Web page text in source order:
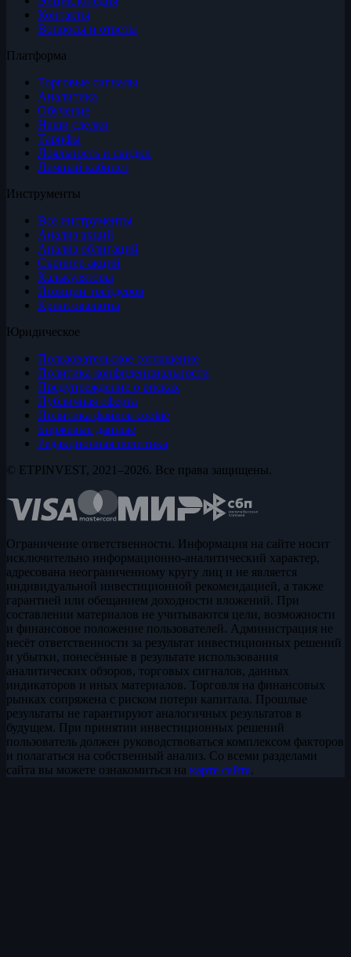
Контакты
Вопросы и ответы
Платформа
Торговые сигналы
Аналитика
Обучение
Наши сделки
Тарифы
Лояльность и скидки
Личный кабинет
Инструменты
Все инструменты
Анализ акций
Анализ облигаций
Скринер акций
Калькуляторы
Позиции трейдеров
Криптовалюты
Юридическое
Пользовательское соглашение
Политика конфиденциальности
Предупреждение о рисках
Публичная оферта
Политика файлов cookie
Биржевые данные
Редакционная политика
© ETPINVEST, 2021–2026. Все права защищены.
Ограничение ответственности. Информация на сайте носит
исключительно информационно-аналитический характер,
адресована неограниченному кругу лиц и не является
индивидуальной инвестиционной рекомендацией, а также
гарантией или обещанием доходности вложений. При
составлении материалов не учитываются цели, возможности
и финансовое положение пользователей. Администрация не
несёт ответственности за результат инвестиционных решений
и убытки, понесённые в результате использования
аналитических обзоров, торговых сигналов, данных
индикаторов и иных материалов. Торговля на финансовых
рынках сопряжена с риском потери капитала. Прошлые
результаты не гарантируют аналогичных результатов в
будущем. При принятии инвестиционных решений
пользователь должен руководствоваться комплексом факторов
и полагаться на собственный анализ. Со всеми разделами
сайта вы можете ознакомиться на карте сайта.